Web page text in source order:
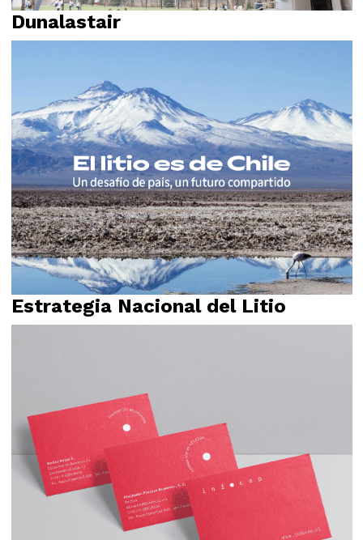
Environmental
Dunalastair
Relato
Estrategia Nacional del Litio